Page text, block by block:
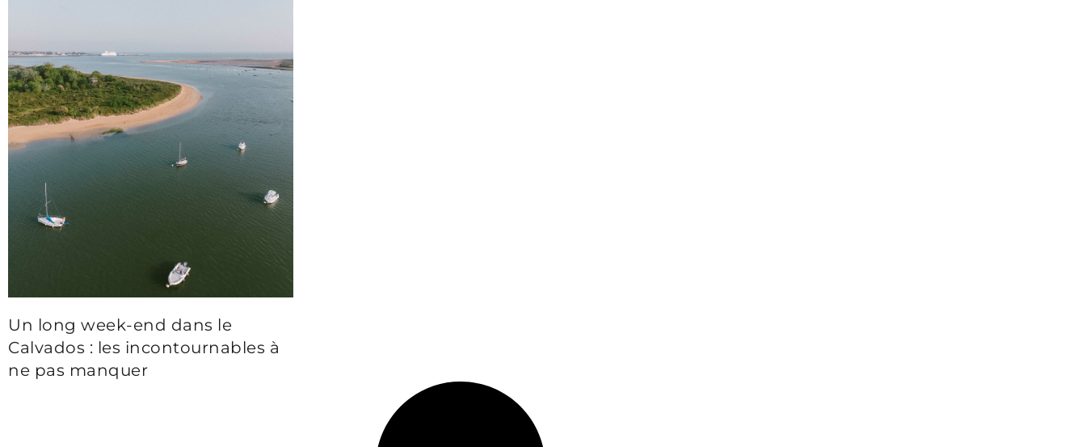
Un long week-end dans le
Calvados : les incontournables à
ne pas manquer